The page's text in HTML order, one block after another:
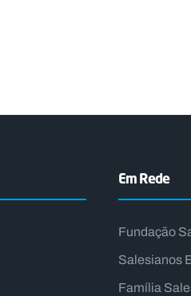
Em Rede
Fundação
Salesianos
Família